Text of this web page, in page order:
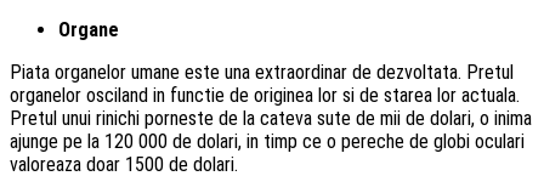
Organe
Piata organelor umane este una extraordinar de dezvoltata. Pretul
organelor osciland in functie de originea lor si de starea lor actuala.
Pretul unui rinichi porneste de la cateva sute de mii de dolari, o inima
ajunge pe la 120 000 de dolari, in timp ce o pereche de globi oculari
valoreaza doar 1500 de dolari.